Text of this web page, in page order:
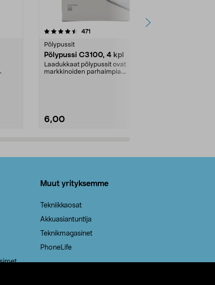
471
Pölypussit
Pölypussi C3100, 4 kpl
Laadukkaat pölypussit ovat
markkinoiden parhaimpia.
6,00
4.5viidestä
Muut yrityksemme
Tekniikkaosat
Akkuasiantuntija
Teknikmagasinet
PhoneLife